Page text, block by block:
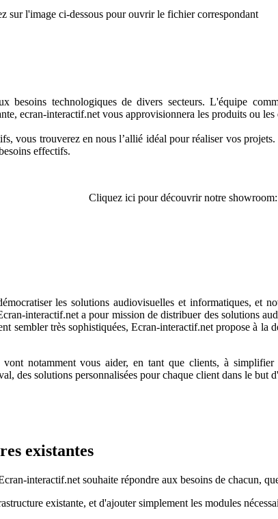
sur l'image ci-dessous pour ouvrir le fichier correspondant
besoins technologiques de divers secteurs. L'équipe
ecran-interactif.net vous approvisionnera les produits ou
vous trouverez en nous l’allié idéal pour réaliser vos
effectifs.
Cliquez ici pour découvrir notre showroom:
les solutions audiovisuelles et informatiques, et
interactif.net a pour mission de distribuer des solutions
sembler très sophistiquées, Ecran-interactif.net propose à
notamment vous aider, en tant que clients, à
des solutions personnalisées pour chaque client dans le but
existantes
interactif.net souhaite répondre aux besoins de chacun,
existante, et d'ajouter simplement les modules